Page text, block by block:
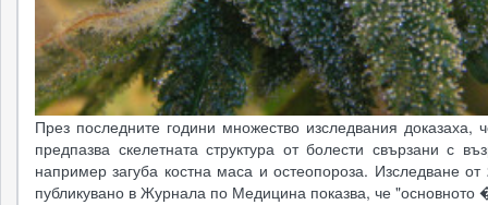
През последните години множество изследвания доказаха,
предпазва скелетната структура от болести свързани с
например загуба костна маса и остеопороза. Изследване от
публикувано в Журнала по Медицина показва, че "основното